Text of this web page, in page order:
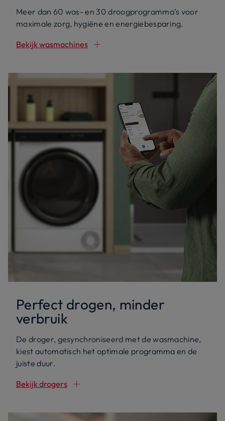
Meer dan 60 was- en 30 droogprogramma’s voor
maximale zorg, hygiëne en energiebesparing.
Bekijk wasmachines
Perfect drogen, minder
verbruik
De droger, gesynchroniseerd met de wasmachine,
kiest automatisch het optimale programma en de
juiste duur.
Bekijk drogers